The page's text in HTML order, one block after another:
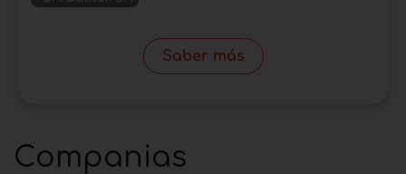
Saber más
Companias